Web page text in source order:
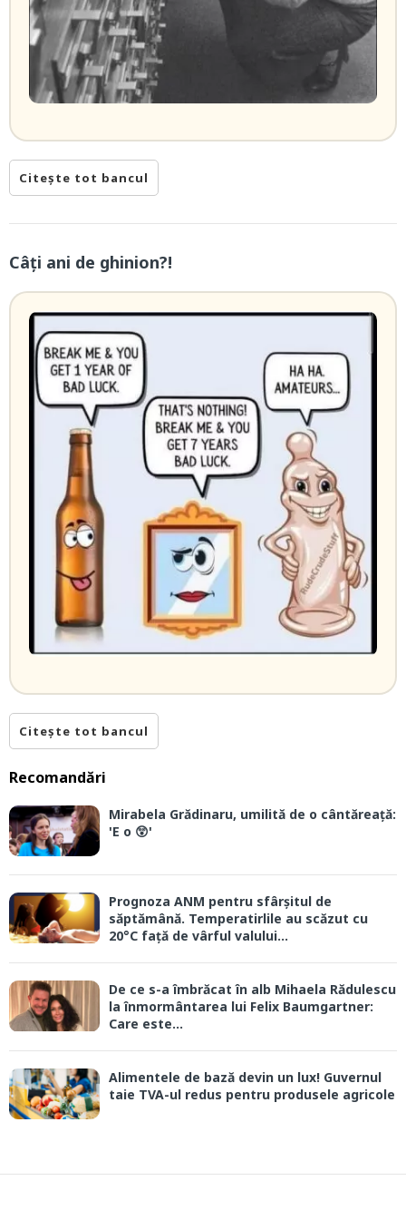
Citește tot bancul
Câți ani de ghinion?!
Citește tot bancul
Recomandări
Mirabela Grădinaru, umilită de o cântăreață:
'E o 😲'
Prognoza ANM pentru sfârșitul de
săptămână. Temperatirlile au scăzut cu
20°C față de vârful valului...
De ce s-a îmbrăcat în alb Mihaela Rădulescu
la înmormântarea lui Felix Baumgartner:
Care este...
Alimentele de bază devin un lux! Guvernul
taie TVA-ul redus pentru produsele agricole